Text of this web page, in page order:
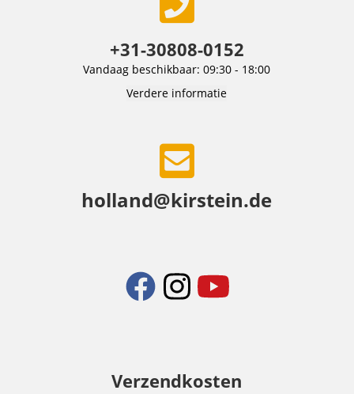
+31-30808-0152
Vandaag beschikbaar: 09:30 - 18:00
Verdere informatie
holland@kirstein.de
Verzendkosten